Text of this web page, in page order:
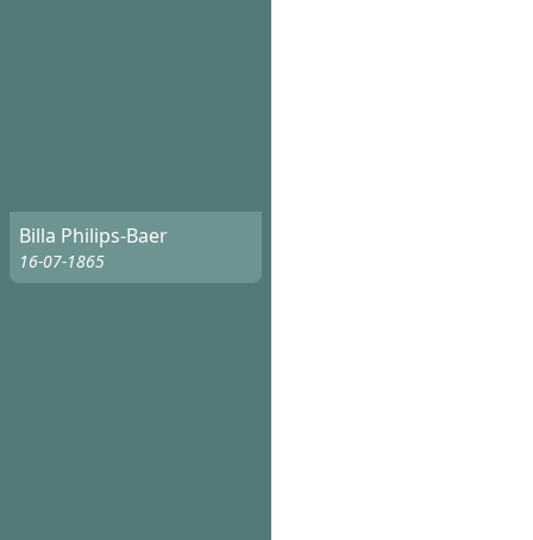
Billa Philips-Baer
16-07-1865